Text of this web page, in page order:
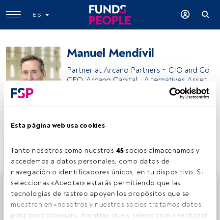
Esta página web usa cookies
Tanto nosotros como nuestros 45 socios almacenamos y
accedemos a datos personales, como datos de
navegación o identificadores únicos, en tu dispositivo. Si
seleccionas «Aceptar» estarás permitiendo que las
tecnologías de rastreo apoyen los propósitos que se
muestran en «nosotros y nuestros socios tratamos datos
para proporcionar», mientras que si seleccionas «Rechazar
ES
Manuel Mendívil
Partner at Arcano Partners ~ CIO and Co-
CEO, Arcano Capital - Alternatives Asset
Compartir:
Este es un artículo exclusivo para los usuarios registrados
de FundsPeople. Si ya estás registrado, accede desde el
botón Login. Si aún no tienes cuenta, te invitamos a
registrarte y disfrutar de todo el universo que ofrece